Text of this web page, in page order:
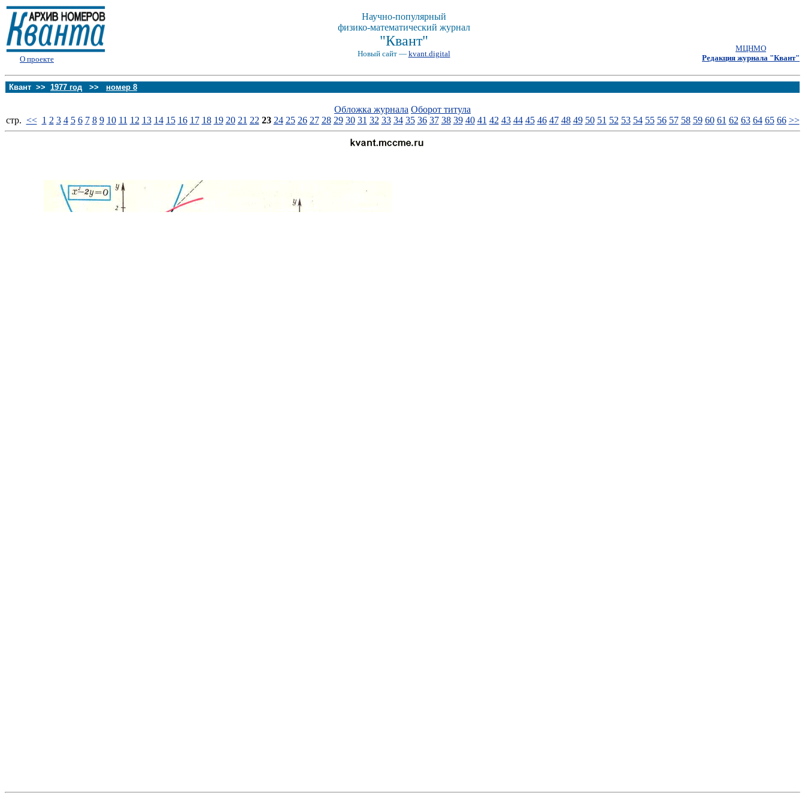
О проекте
Научно-популярный
физико-математический журнал
"Квант"
Новый сайт — kvant.digital
МЦНМО
Редакция журнала "Квант"
Квант >> 1977 год >> номер 8
Обложка журнала Оборот титула
стp. << 1 2 3 4 5 6 7 8 9 10 11 12 13 14 15 16 17 18 19 20 21 22 23 24 25 26 27 28 29 30 31 32 33 34 35 36 37 38 39 40 41 42 43 44 45 46 47 48 49 50 51 52 53 54 55 56 57 58 59 60 61 62 63 64 65 66 >>